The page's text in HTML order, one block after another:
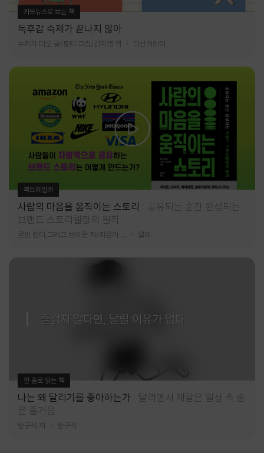
카드뉴스로 보는 책
독후감 숙제가 끝나지 않아
누카가 미오 글/토티 그림/김지영 역 다산어린이
북트레일러
사람의 마음을 움직이는 스토리
공유되는 순간 완성되는
브랜드 스토리텔링의 원칙
알레
즐겁지 않다면, 달릴 이유가 없다
한 줄로 읽는 책
나는 왜 달리기를 좋아하는가
달리면서 깨달은 일상 속 숨
은 즐거움
방구석 저 방구석